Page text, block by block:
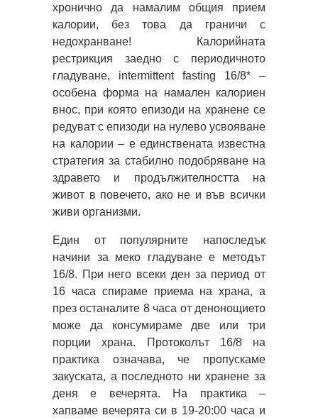
хронично да намалим общия прием
калории, без това да граничи с
недохранване! Калорийната
рестрикция заедно с периодичното
гладуване, intermittent fasting 16/8* –
особена форма на намален калориен
внос, при която епизоди на хранене се
редуват с епизоди на нулево усвояване
на калории – е единствената известна
стратегия за стабилно подобряване на
здравето и продължителността на
живот в повечето, ако не и във всички
живи организми.
Един от популярните напоследък
начини за меко гладуване е методът
16/8. При него всеки ден за период от
16 часа спираме приема на храна, а
през останалите 8 часа от денонощието
може да консумираме две или три
порции храна. Протоколът 16/8 на
практика означава, че пропускаме
закуската, а последното ни хранене за
деня е вечерята. На практика –
хапваме вечерята си в 19-20:00 часа и